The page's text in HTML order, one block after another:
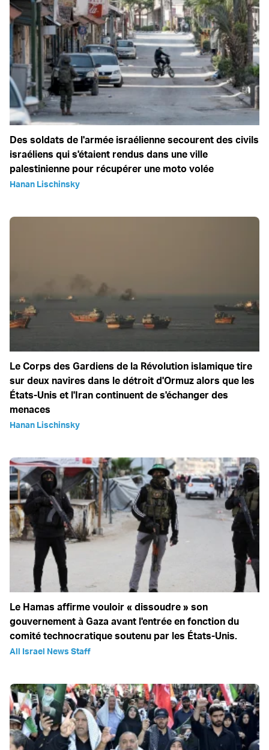
Des soldats de l'armée israélienne secourent des civils
israéliens qui s'étaient rendus dans une ville
palestinienne pour récupérer une moto volée
Hanan Lischinsky
Le Corps des Gardiens de la Révolution islamique tire
sur deux navires dans le détroit d'Ormuz alors que les
États-Unis et l'Iran continuent de s'échanger des
menaces
Hanan Lischinsky
Le Hamas affirme vouloir « dissoudre » son
gouvernement à Gaza avant l'entrée en fonction du
comité technocratique soutenu par les États-Unis.
All Israel News Staff